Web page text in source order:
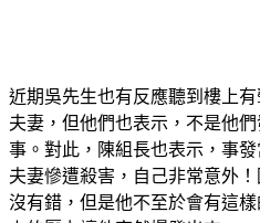
近期吳先生也有反應聽到樓上
夫妻，但他們也表示，不是他
事。對此，陳組長也表示，事
夫妻慘遭殺害，自己非常意外